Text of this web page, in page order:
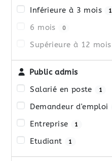
Inférieure à 3 mois
1
6 mois 0
Supérieure à 12 mois
Public admis
Salarié en poste
1
Demandeur d'emploi
Entreprise 1
Etudiant 1